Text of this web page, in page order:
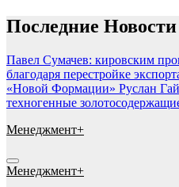
Перейти
к
Последние Новости
Павел Сумачев: кировским
благодаря перестройке
«Новой Формации» Руслан
техногенные
Менеджмент+
Менеджмент+